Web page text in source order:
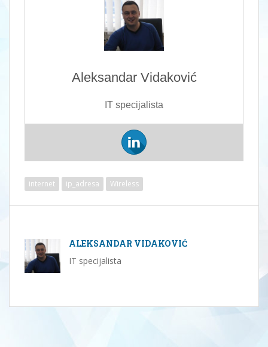
Aleksandar Vidaković
IT specijalista
internet ip_adresa Wireless
ALEKSANDAR VIDAKOVIĆ
IT specijalista